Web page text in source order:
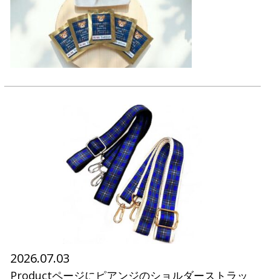
2026.07.03
Productページにピアンジのショルダーストラッ